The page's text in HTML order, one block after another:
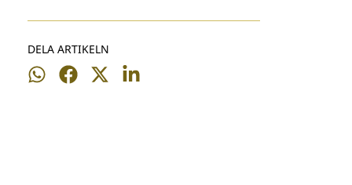
DELA ARTIKELN
Dela
Dela
Dela
Dela